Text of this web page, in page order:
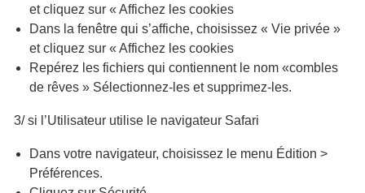
et cliquez sur « Affichez les cookies
Dans la fenêtre qui s’affiche, choisissez « Vie privée »
et cliquez sur « Affichez les cookies
Repérez les fichiers qui contiennent le nom «combles
de rêves » Sélectionnez-les et supprimez-les.
3/ si l’Utilisateur utilise le navigateur Safari
Dans votre navigateur, choisissez le menu Édition >
Préférences.